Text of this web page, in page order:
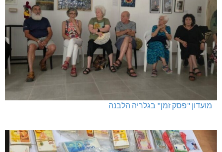
מועדון "פסק זמן" בגלריה הלבנה